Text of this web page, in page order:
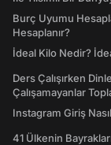
Burç Uyumu
Hesaplanır?
İdeal Kilo Nedir?
Ders Çalışırken
Çalışamayanlar
Instagram Giriş
41 Ülkenin